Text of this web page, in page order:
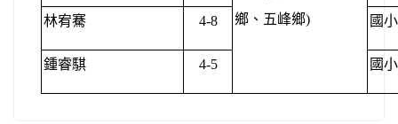
鄉、五峰鄉)
林宥騫 4-8 國
鍾睿騏 4-5 國